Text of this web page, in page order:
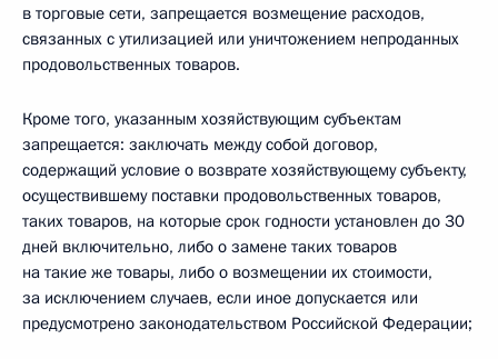
в торговые сети, запрещается возмещение расходов,
связанных с утилизацией или уничтожением непроданных
продовольственных товаров.
Кроме того, указанным хозяйствующим субъектам
запрещается: заключать между собой договор,
содержащий условие о возврате хозяйствующему субъекту,
осуществившему поставки продовольственных товаров,
таких товаров, на которые срок годности установлен до 30
дней включительно, либо о замене таких товаров
на такие же товары, либо о возмещении их стоимости,
за исключением случаев, если иное допускается или
предусмотрено законодательством Российской Федерации;